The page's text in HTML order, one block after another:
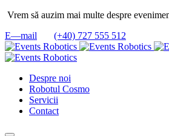
Vrem să auzim mai multe despre
E—mail
(+40) 727 555 512
Despre noi
Robotul Cosmo
Servicii
Contact